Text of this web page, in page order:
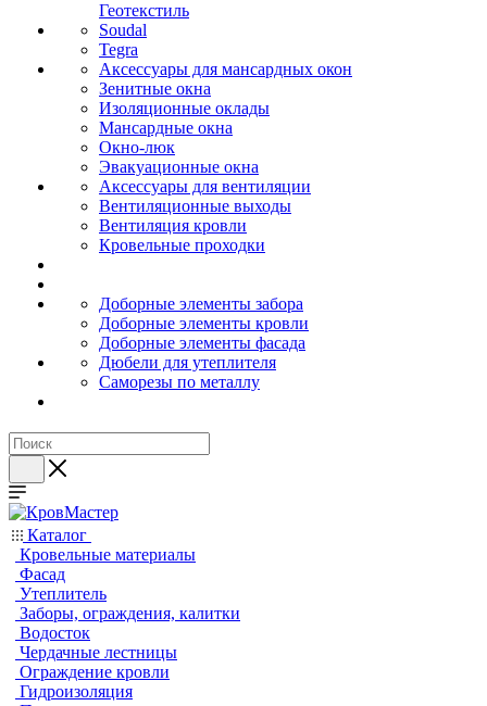
Геотекстиль
Soudal
Tegra
Аксессуары для мансардных окон
Зенитные окна
Изоляционные оклады
Мансардные окна
Окно-люк
Эвакуационные окна
Аксессуары для вентиляции
Вентиляционные выходы
Вентиляция кровли
Кровельные проходки
Доборные элементы забора
Доборные элементы кровли
Доборные элементы фасада
Дюбели для утеплителя
Саморезы по металлу
Каталог
Кровельные материалы
Фасад
Утеплитель
Заборы, ограждения, калитки
Водосток
Чердачные лестницы
Ограждение кровли
Гидроизоляция